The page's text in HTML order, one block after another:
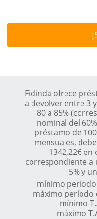
Fidinda ofrece
a devolver entre 3
80 a 85%
nominal del
préstamo de
mensuales,
1342,22€ en
correspondiente a
5% y
mínimo
máximo período
mínimo
máximo